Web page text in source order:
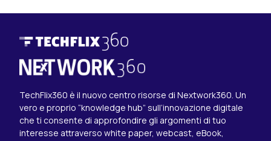
TechFlix360 è il nuovo centro risorse di Nextwork360. Un
vero e proprio “knowledge hub” sull’innovazione digitale
che ti consente di approfondire gli argomenti di tuo
interesse attraverso white paper, webcast, eBook,